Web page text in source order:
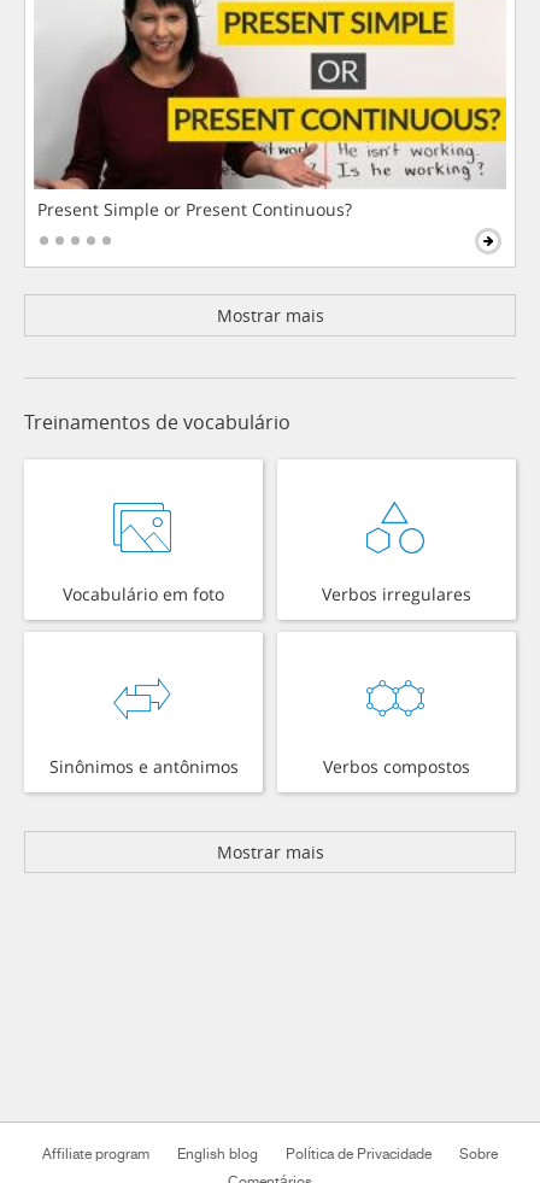
Present Simple or Present Continuous?
Mostrar mais
Treinamentos de vocabulário
Vocabulário em foto Verbos irregulares
Sinônimos e antônimos Verbos compostos
Mostrar mais
Affiliate program English blog Política de Privacidade
Sobre